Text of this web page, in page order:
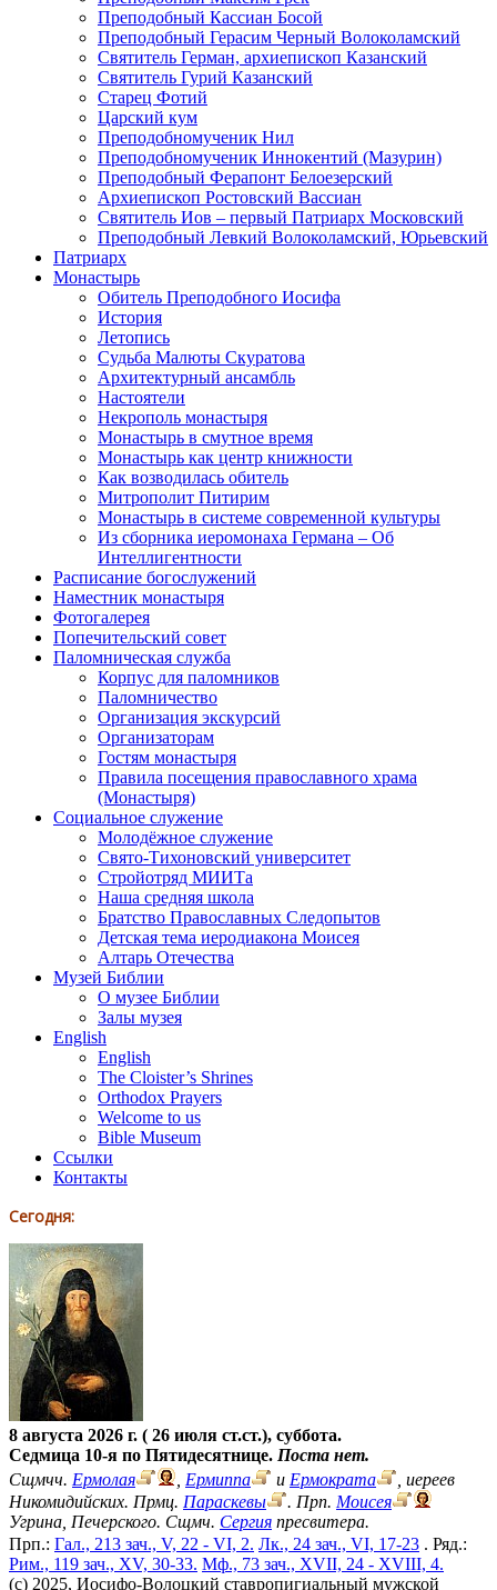
Преподобный Кассиан Босой
Преподобный Герасим Черный Волоколамский
Святитель Герман, архиепископ Казанский
Святитель Гурий Казанский
Старец Фотий
Царский кум
Преподобномученик Нил
Преподобномученик Иннокентий (Мазурин)
Преподобный Ферапонт Белоезерский
Архиепископ Ростовский Вассиан
Святитель Иов – первый Патриарх Московский
Преподобный Левкий Волоколамский, Юрьевский
Патриарх
Монастырь
Обитель Преподобного Иосифа
История
Летопись
Судьба Малюты Скуратова
Архитектурный ансамбль
Настоятели
Некрополь монастыря
Монастырь в смутное время
Монастырь как центр книжности
Как возводилась обитель
Митрополит Питирим
Монастырь в системе современной культуры
Из сборника иеромонаха Германа – Об
Интеллигентности
Расписание богослужений
Наместник монастыря
Фотогалерея
Попечительский совет
Паломническая служба
Корпус для паломников
Паломничество
Организация экскурсий
Организаторам
Гостям монастыря
Правила посещения православного храма
(Монастыря)
Социальное служение
Молодёжное служение
Свято-Тихоновский университет
Стройотряд МИИТа
Наша средняя школа
Братство Православных Следопытов
Детская тема иеродиакона Моисея
Алтарь Отечества
Музей Библии
О музее Библии
Залы музея
English
English
The Cloister’s Shrines
Orthodox Prayers
Welcome to us
Bible Museum
Ссылки
Контакты
Сегодня:
8 августа 2026 г. ( 26 июля ст.ст.), суббота.
Седмица 10-я по Пятидесятнице. Поста нет.
Сщмчч. Ермолая Ермиппа и Ермократа
, иереев
Никомидийских. Прмц. Параскевы . Прп. Моисея
Угрина, Печерского. Сщмч. Сергия пресвитера.
Прп.: Гал., 213 зач., V, 22 - VI, 2. Лк., 24 зач., VI, 17-23 . Ряд.:
Рим., 119 зач., XV, 30-33. Мф., 73 зач., XVII, 24 - XVIII, 4.
(c) 2025, Иосифо-Волоцкий ставропигиальный мужской